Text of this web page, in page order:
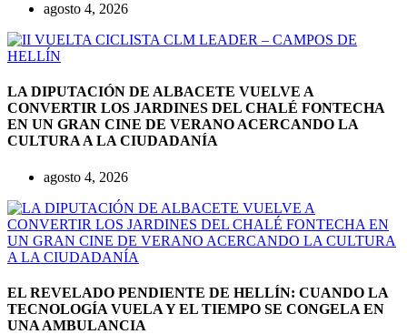
agosto 4, 2026
LA DIPUTACIÓN DE ALBACETE VUELVE A
CONVERTIR LOS JARDINES DEL CHALÉ FONTECHA
EN UN GRAN CINE DE VERANO ACERCANDO LA
CULTURA A LA CIUDADANÍA
agosto 4, 2026
EL REVELADO PENDIENTE DE HELLÍN: CUANDO LA
TECNOLOGÍA VUELA Y EL TIEMPO SE CONGELA EN
UNA AMBULANCIA